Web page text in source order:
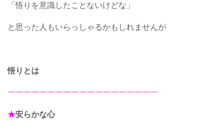
「悟りを意識したことないけどな」
と思った人もいらっしゃるかもしれませんが
悟りとは
ーーーーーーーーーーーーーーーーーーー
★安らかな心